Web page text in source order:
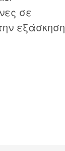
σε
εξάσκηση